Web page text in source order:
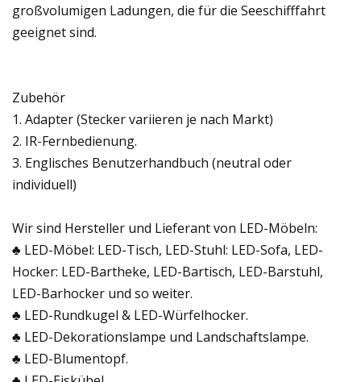
großvolumigen Ladungen, die für die Seeschifffahrt
geeignet sind.
Zubehör
1. Adapter (Stecker variieren je nach Markt)
2. IR-Fernbedienung.
3. Englisches Benutzerhandbuch (neutral oder
individuell)
Wir sind Hersteller und Lieferant von LED-Möbeln:
♣ LED-Möbel: LED-Tisch, LED-Stuhl: LED-Sofa, LED-
Hocker: LED-Bartheke, LED-Bartisch, LED-Barstuhl,
LED-Barhocker und so weiter.
♣ LED-Rundkugel & LED-Würfelhocker.
♣ LED-Dekorationslampe und Landschaftslampe.
♣ LED-Blumentopf.